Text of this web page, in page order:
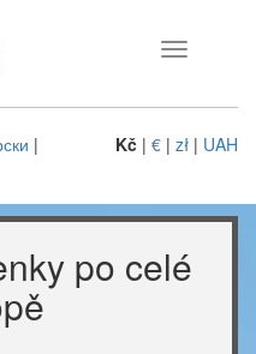
Toggle
|
Kč| €| zł| UAH
po celé